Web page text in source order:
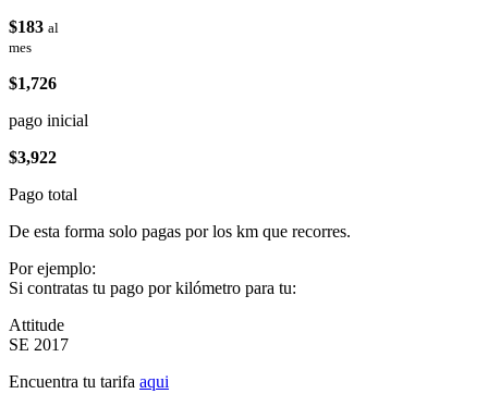
$183 al
mes
$1,726
pago inicial
$3,922
Pago total
De esta forma solo pagas por los km que recorres.
Por ejemplo:
Si contratas tu pago por kilómetro para tu:
Attitude
SE 2017
Encuentra tu tarifa aqui